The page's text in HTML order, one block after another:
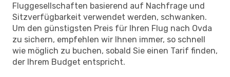
Fluggesellschaften basierend auf Nachfrage und
Sitzverfügbarkeit verwendet werden, schwanken.
Um den günstigsten Preis für Ihren Flug nach Ovda
zu sichern, empfehlen wir Ihnen immer, so schnell
wie möglich zu buchen, sobald Sie einen Tarif finden,
der Ihrem Budget entspricht.